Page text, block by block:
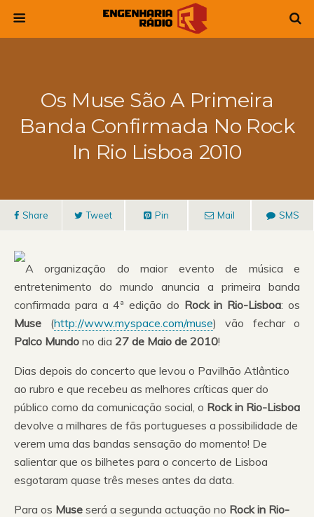
Os Muse São A Primeira
Banda Confirmada No Rock
In Rio Lisboa 2010
Share Tweet Pin Mail SMS
A organização do maior evento de música e
entretenimento do mundo anuncia a primeira banda
confirmada para a 4ª edição do Rock in Rio-Lisboa: os
Muse (http://www.myspace.com/muse) vão fechar o
Palco Mundo no dia 27 de Maio de 2010!
Dias depois do concerto que levou o Pavilhão Atlântico
ao rubro e que recebeu as melhores críticas quer do
público como da comunicação social, o Rock in Rio-Lisboa
devolve a milhares de fãs portugueses a possibilidade de
verem uma das bandas sensação do momento! De
salientar que os bilhetes para o concerto de Lisboa
esgotaram quase três meses antes da data.
Para os Muse será a segunda actuação no Rock in Rio-